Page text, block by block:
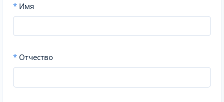
* Имя
* Отчество